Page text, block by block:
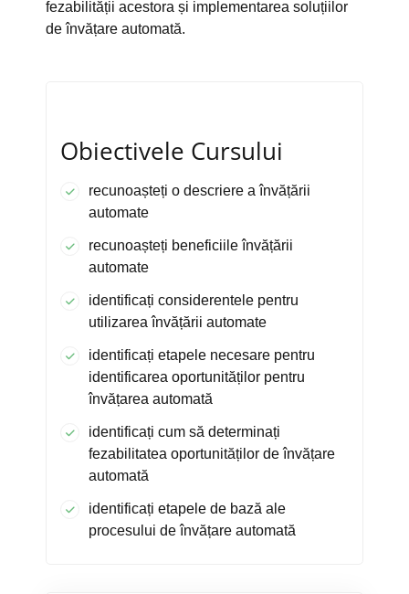
fezabilității acestora și implementarea soluțiilor
de învățare automată.
Obiectivele Cursului
recunoașteți o descriere a învățării
automate
recunoașteți beneficiile învățării
automate
identificați considerentele pentru
utilizarea învățării automate
identificați etapele necesare pentru
identificarea oportunităților pentru
învățarea automată
identificați cum să determinați
fezabilitatea oportunităților de învățare
automată
identificați etapele de bază ale
procesului de învățare automată